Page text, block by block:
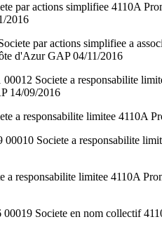
par actions simplifiee 4110A
2016
par actions simplifiee a
d'Azur GAP 04/11/2016
Societe a responsabilite
14/09/2016
a responsabilite limitee 4110A
Societe a responsabilite
a responsabilite limitee 4110A
Societe en nom collectif